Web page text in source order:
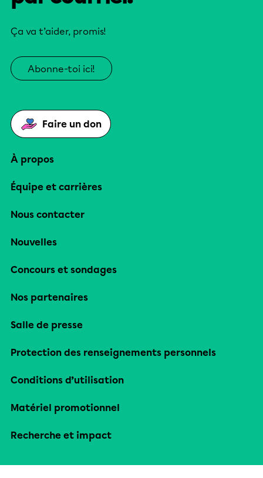
Ça va t’aider, promis!
Abonne-toi ici!
Faire un don
À propos
Équipe et carrières
Nous contacter
Nouvelles
Concours et sondages
Nos partenaires
Salle de presse
Protection des renseignements personnels
Conditions d’utilisation
Matériel promotionnel
Recherche et impact